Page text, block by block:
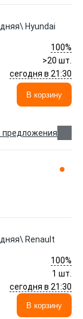
Hyundai
100%
>20 шт.
сегодня в 21:30
В корзину
предложения
Renault
100%
1 шт.
сегодня в 21:30
В корзину